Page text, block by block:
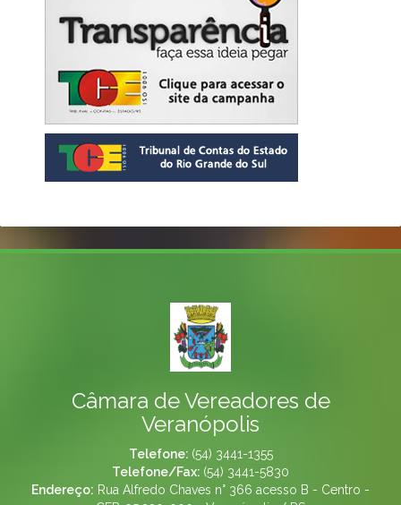
Câmara de Vereadores de
Veranópolis
Telefone: (54) 3441-1355
Telefone/Fax: (54) 3441-5830
Endereço: Rua Alfredo Chaves n° 366 acesso B - Centro -